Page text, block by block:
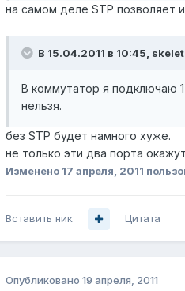
на самом деле STP позволяет
В 15.04.2011 в 10:45,
В коммутатор я подключаю
нельзя.
без STP будет намного хуже.
не только эти два порта
Изменено 17 апреля, 2011
Вставить ник Цитата
Опубликовано 19 апреля, 2011